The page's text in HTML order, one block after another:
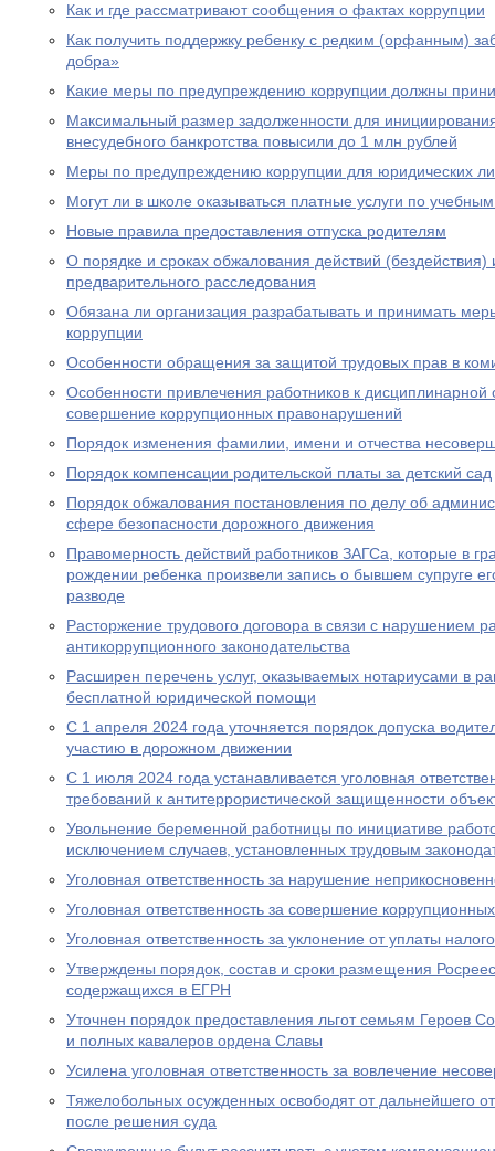
Как и где рассматривают сообщения о фактах коррупции
Как получить поддержку ребенку с редким (орфанным)
добра»
Какие меры по предупреждению коррупции должны
Максимальный размер задолженности для
внесудебного банкротства повысили до 1 млн рублей
Меры по предупреждению коррупции для юридических
Могут ли в школе оказываться платные услуги по
Новые правила предоставления отпуска родителям
О порядке и сроках обжалования действий
предварительного расследования
Обязана ли организация разрабатывать и принимать
коррупции
Особенности обращения за защитой трудовых прав в
Особенности привлечения работников к дисциплинарной
совершение коррупционных правонарушений
Порядок изменения фамилии, имени и отчества
Порядок компенсации родительской платы за детский сад
Порядок обжалования постановления по делу об
сфере безопасности дорожного движения
Правомерность действий работников ЗАГСа, которые в
рождении ребенка произвели запись о бывшем супруге
разводе
Расторжение трудового договора в связи с нарушением
антикоррупционного законодательства
Расширен перечень услуг, оказываемых нотариусами в
бесплатной юридической помощи
С 1 апреля 2024 года уточняется порядок допуска
участию в дорожном движении
С 1 июля 2024 года устанавливается уголовная
требований к антитеррористической защищенности
Увольнение беременной работницы по инициативе
исключением случаев, установленных трудовым
Уголовная ответственность за нарушение
Уголовная ответственность за совершение
Уголовная ответственность за уклонение от уплаты
Утверждены порядок, состав и сроки размещения
содержащихся в ЕГРН
Уточнен порядок предоставления льгот семьям Героев
и полных кавалеров ордена Славы
Усилена уголовная ответственность за вовлечение
Тяжелобольных осужденных освободят от дальнейшего
после решения суда